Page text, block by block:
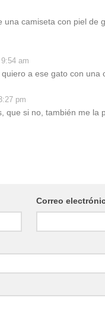
una camiseta con piel de
am
a ese gato con una
pm
que si no, también me la
Correo